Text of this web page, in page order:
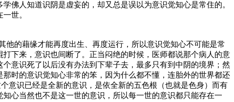
佛人知道识阴是虚妄的，却又总是误以为意识觉知心是常住的。
世。
的藉缘才能再度出生、再度运行，所以意识觉知心不可能是常
下来，意识也间断了。正当闷绝的时候，医师都说那个病人的意
意识死了以后没有办法到下辈子去，最多只有到中阴的境界；然
时的意识觉知心非常的笨，因为什么都不懂，连胎外的世界都还
意识已经是全新的意识，是依全新的五色根（也就是色身）而有
心当然也不是这一世的意识，所以每一世的意识都只能存在一